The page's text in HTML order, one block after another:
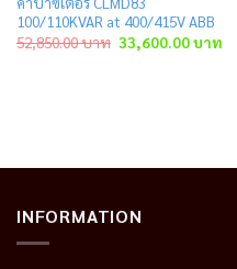
100/110KVAR at 400/415V ABB
52,850.00บาท Original
price
33,600.00บาท
INFORMATION